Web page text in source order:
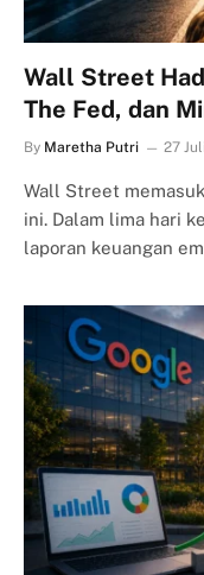
Wall Street
The Fed, dan
By Maretha Putri 27
Wall Street
ini. Dalam lima hari
laporan keuangan